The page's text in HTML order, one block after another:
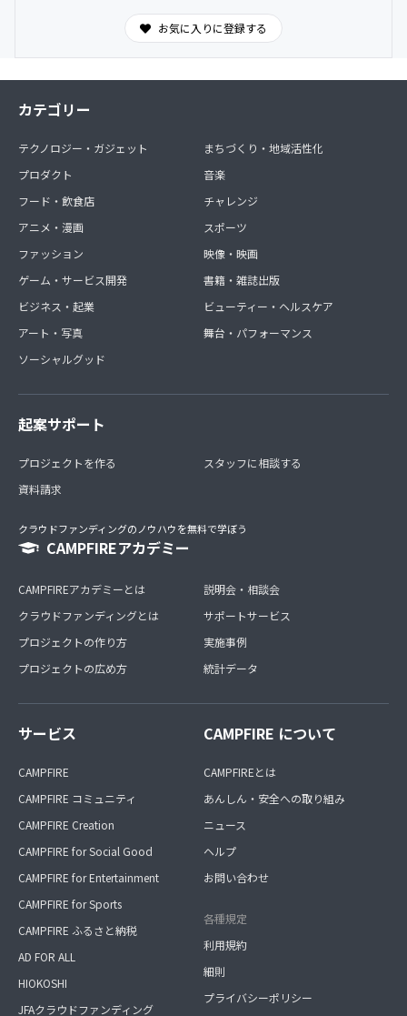
お気に入りに登録する
カテゴリー
テクノロジー・ガジェット
プロダクト
フード・飲食店
アニメ・漫画
ファッション
ゲーム・サービス開発
ビジネス・起業
アート・写真
ソーシャルグッド
まちづくり・地域活性化
音楽
チャレンジ
スポーツ
映像・映画
書籍・雑誌出版
ビューティー・ヘルスケア
舞台・パフォーマンス
起案サポート
プロジェクトを作る
資料請求
スタッフに相談する
クラウドファンディングのノウハウを無料で学ぼう
CAMPFIREアカデミー
CAMPFIREアカデミーとは
クラウドファンディングとは
プロジェクトの作り方
プロジェクトの広め方
説明会・相談会
サポートサービス
実施事例
統計データ
サービス
CAMPFIRE
CAMPFIRE コミュニティ
CAMPFIRE Creation
CAMPFIRE for Social Good
CAMPFIRE for Entertainment
CAMPFIRE for Sports
CAMPFIRE ふるさと納税
AD FOR ALL
HIOKOSHI
JFAクラウドファンディング
CAMPFIRE について
CAMPFIREとは
あんしん・安全への取り組み
ニュース
ヘルプ
お問い合わせ
各種規定
利用規約
細則
プライバシーポリシー